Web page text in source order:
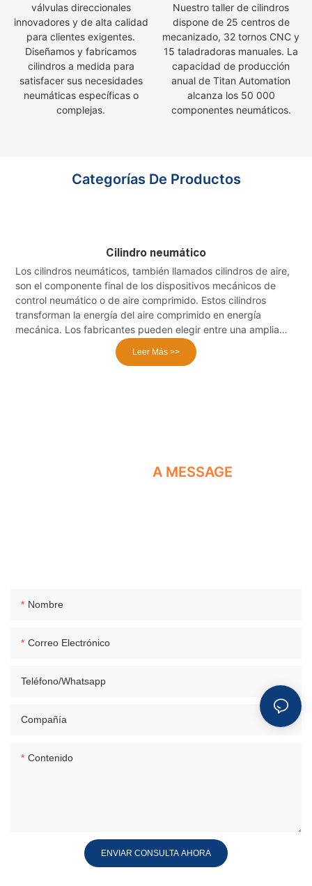
válvulas direccionales
innovadores y de alta calidad
para clientes exigentes.
Diseñamos y fabricamos
cilindros a medida para
satisfacer sus necesidades
neumáticas específicas o
complejas.
Nuestro taller de cilindros
dispone de 25 centros de
mecanizado, 32 tornos CNC y
15 taladradoras manuales. La
capacidad de producción
anual de Titan Automation
alcanza los 50 000
componentes neumáticos.
Categorías De Productos
Cilindro neumático
Los cilindros neumáticos, también llamados cilindros de aire,
son el componente final de los dispositivos mecánicos de
control neumático o de aire comprimido. Estos cilindros
transforman la energía del aire comprimido en energía
mecánica. Los fabricantes pueden elegir entre una amplia
variedad de cilindros neumáticos, incluyendo cilindros
compactos, cilindros estándar ISO, cilindros intercambiables
Leer Más >>
A MESSAGE
Nombre
Correo Electrónico
Teléfono/whatsapp
Compañía
Contenido
ENVIAR CONSULTA AHORA